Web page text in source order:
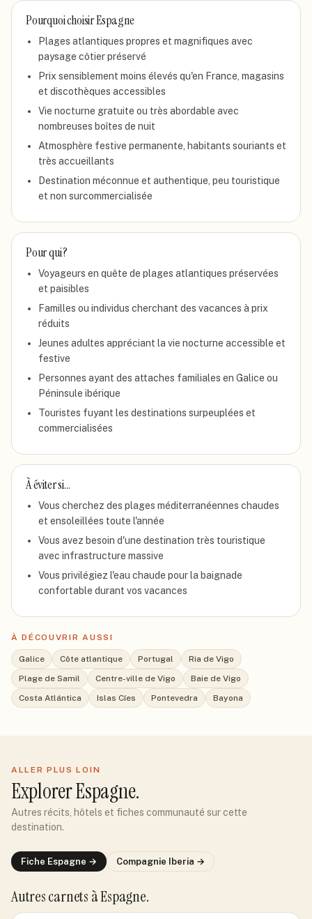
Pourquoi choisirEspagne
Plages atlantiques propres et magnifiques avec
paysage côtier préservé
Prix sensiblement moins élevés qu'en France, magasins
et discothèques accessibles
Vie nocturne gratuite ou très abordable avec
nombreuses boîtes de nuit
Atmosphère festive permanente, habitants souriants et
très accueillants
Destination méconnue et authentique, peu touristique
et non surcommercialisée
Pour qui ?
Voyageurs en quête de plages atlantiques préservées
et paisibles
Familles ou individus cherchant des vacances à prix
réduits
Jeunes adultes appréciant la vie nocturne accessible et
festive
Personnes ayant des attaches familiales en Galice ou
Péninsule ibérique
Touristes fuyant les destinations surpeuplées et
commercialisées
À éviter si…
Vous cherchez des plages méditerranéennes chaudes
et ensoleillées toute l'année
Vous avez besoin d'une destination très touristique
avec infrastructure massive
Vous privilégiez l'eau chaude pour la baignade
confortable durant vos vacances
À DÉCOUVRIR AUSSI
Galice Côte atlantique Portugal
Ria de Vigo
Plage de Samil
Centre-ville de Vigo
Baie de Vigo
Costa Atlántica
Islas Cíes Pontevedra Bayona
ALLER PLUS LOIN
ExplorerEspagne.
Autres récits, hôtels et fiches communauté sur cette
destination.
Fiche Espagne → Compagnie Iberia →
Autres carnets à Espagne.